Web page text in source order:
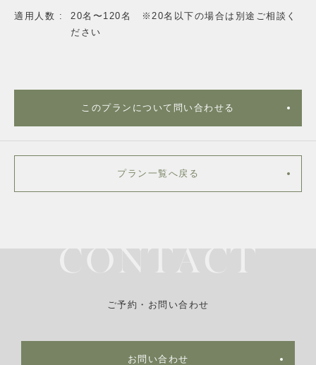
適用人数 :
20名〜120名 ※20名以下の場合は別途ご相談く
ださい
このプランについて問い合わせる
プラン一覧へ戻る
ご予約・お問い合わせ
お問い合わせ